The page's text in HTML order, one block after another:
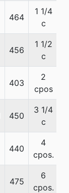
464
1 1/4
c
456
1 1/2
c
403
2
cpos
450
3 1/4
c
440
4
cpos.
475
6
cpos.